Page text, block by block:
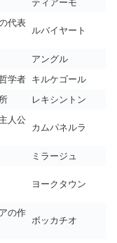
ティアーモ
代表
ルバイヤート
アングル
学者 キルケゴール
レキシントン
人公
カムパネルラ
ミラージュ
ヨークタウン
の作
ボッカチオ